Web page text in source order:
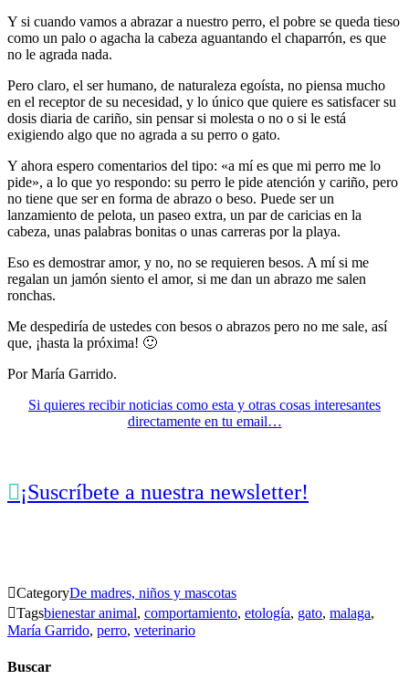
Y si cuando vamos a abrazar a nuestro perro, el pobre se queda tieso
como un palo o agacha la cabeza aguantando el chaparrón, es que
no le agrada nada.
Pero claro, el ser humano, de naturaleza egoísta, no piensa mucho
en el receptor de su necesidad, y lo único que quiere es satisfacer su
dosis diaria de cariño, sin pensar si molesta o no o si le está
exigiendo algo que no agrada a su perro o gato.
Y ahora espero comentarios del tipo: «a mí es que mi perro me lo
pide», a lo que yo respondo: su perro le pide atención y cariño, pero
no tiene que ser en forma de abrazo o beso. Puede ser un
lanzamiento de pelota, un paseo extra, un par de caricias en la
cabeza, unas palabras bonitas o unas carreras por la playa.
Eso es demostrar amor, y no, no se requieren besos. A mí si me
regalan un jamón siento el amor, si me dan un abrazo me salen
ronchas.
Me despediría de ustedes con besos o abrazos pero no me sale, así
que, ¡hasta la próxima! 🙂
Por María Garrido.
Si quieres recibir noticias como esta y otras cosas interesantes
directamente en tu email…
¡Suscríbete a nuestra newsletter!
CategoryDe madres, niños y mascotas
Tagsbienestar animal, comportamiento, etología, gato, malaga,
María Garrido, perro, veterinario
Buscar